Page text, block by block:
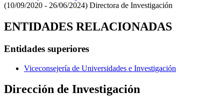
(10/09/2020 - 26/06/2024) Directora de Investigación
ENTIDADES RELACIONADAS
Entidades superiores
Viceconsejería de Universidades e Investigación
Dirección de Investigación